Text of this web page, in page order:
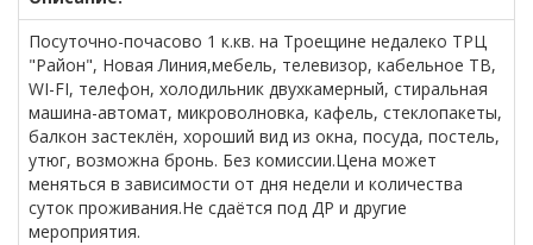
Посуточно-почасово 1 к.кв. на Троещине недалеко ТРЦ
"Район", Новая Линия,мебель, телевизор, кабельное ТВ,
WI-FI, телефон, холодильник двухкамерный, стиральная
машина-автомат, микроволновка, кафель, стеклопакеты,
балкон застеклён, хороший вид из окна, посуда, постель,
утюг, возможна бронь. Без комиссии.Цена может
меняться в зависимости от дня недели и количества
суток проживания.Не сдаётся под ДР и другие
мероприятия.